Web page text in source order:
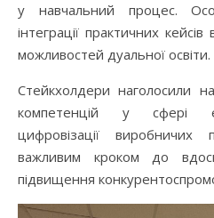
у навчальний процес.
інтеграції практичних
можливостей дуальної освіти.
Стейкхолдери наголосили
компетенцій у сфері
цифровізації виробничих
важливим кроком до
підвищення